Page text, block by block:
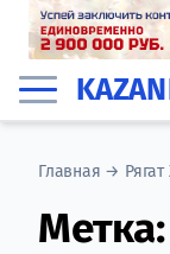
KAZAN
Главная →
Метка: